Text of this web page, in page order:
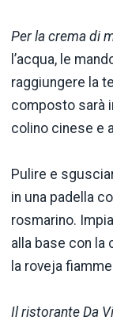
Per la crema di
l’acqua, le
raggiungere la
composto sarà
colino cinese e
Pulire e
in una padella
rosmarino.
alla base con la
la roveja
Il ristorante Da